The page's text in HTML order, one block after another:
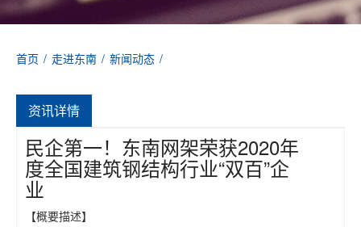
首页 / 走进东南 / 新闻动态 /
资讯详情
民企第一！东南网架荣获2020年
度全国建筑钢结构行业“双百”企
业
【概要描述】